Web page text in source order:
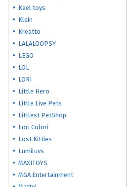
Keel toys
Klein
Kreatto
LALALOOPSY
LEGO
LOL
LORI
Little Hero
Little Live Pets
Littlest PetShop
Lori Colori
Lost Kitties
Lumiluvs
MAXITOYS
MGA Entertainment